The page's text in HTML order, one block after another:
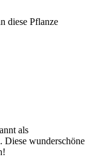
diese Pflanze
als
Diese wunderschöne